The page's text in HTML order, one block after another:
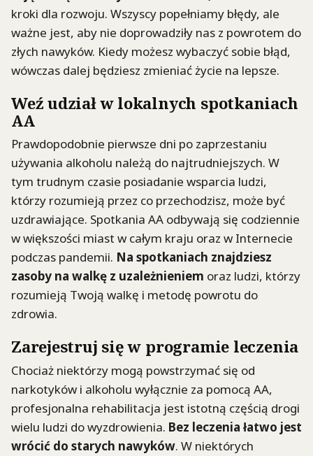
kroki dla rozwoju. Wszyscy popełniamy błędy, ale
ważne jest, aby nie doprowadziły nas z powrotem do
złych nawyków. Kiedy możesz wybaczyć sobie błąd,
wówczas dalej będziesz zmieniać życie na lepsze.
Weź udział w lokalnych spotkaniach
AA
Prawdopodobnie pierwsze dni po zaprzestaniu
używania alkoholu należą do najtrudniejszych. W
tym trudnym czasie posiadanie wsparcia ludzi,
którzy rozumieją przez co przechodzisz, może być
uzdrawiające. Spotkania AA odbywają się codziennie
w większości miast w całym kraju oraz w Internecie
podczas pandemii. Na spotkaniach znajdziesz
zasoby na walkę z uzależnieniem oraz ludzi, którzy
rozumieją Twoją walkę i metodę powrotu do
zdrowia.
Zarejestruj się w programie leczenia
Chociaż niektórzy mogą powstrzymać się od
narkotyków i alkoholu wyłącznie za pomocą AA,
profesjonalna rehabilitacja jest istotną częścią drogi
wielu ludzi do wyzdrowienia. Bez leczenia łatwo jest
wrócić do starych nawyków. W niektórych